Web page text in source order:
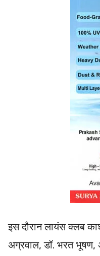
इस दौरान लायंस क्लब
अग्रवाल, डॉ. भरत भूषण,